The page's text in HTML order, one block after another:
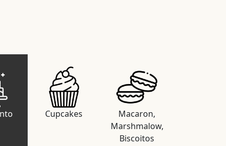
Cupcakes
Macaron,
Marshmalow,
Biscoitos